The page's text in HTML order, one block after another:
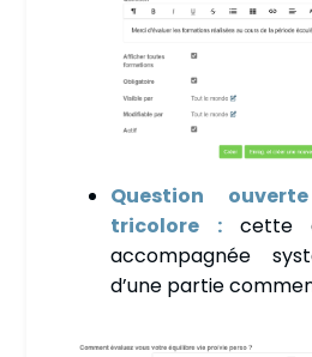
Question
tricolore : cette
accompagnée
d’une partie